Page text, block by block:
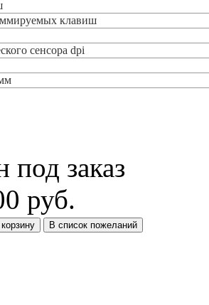
клавиш
сенсора dpi
под заказ
руб.